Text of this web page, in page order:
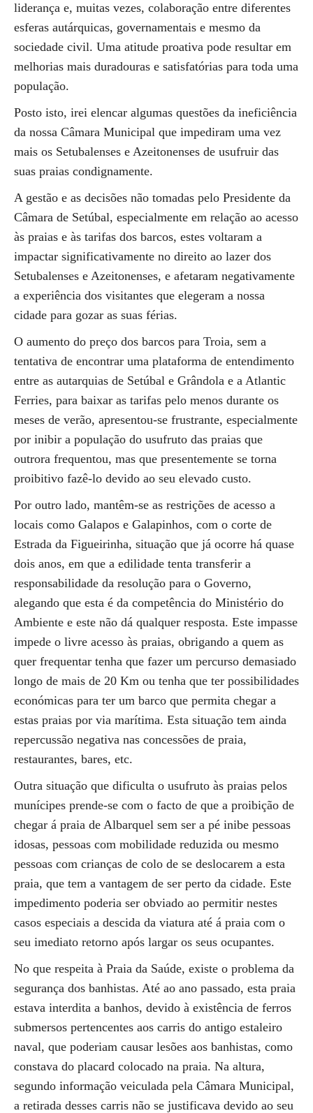
liderança e, muitas vezes, colaboração entre diferentes
esferas autárquicas, governamentais e mesmo da
sociedade civil. Uma atitude proativa pode resultar em
melhorias mais duradouras e satisfatórias para toda uma
população.
Posto isto, irei elencar algumas questões da ineficiência
da nossa Câmara Municipal que impediram uma vez
mais os Setubalenses e Azeitonenses de usufruir das
suas praias condignamente.
A gestão e as decisões não tomadas pelo Presidente da
Câmara de Setúbal, especialmente em relação ao acesso
às praias e às tarifas dos barcos, estes voltaram a
impactar significativamente no direito ao lazer dos
Setubalenses e Azeitonenses, e afetaram negativamente
a experiência dos visitantes que elegeram a nossa
cidade para gozar as suas férias.
O aumento do preço dos barcos para Troia, sem a
tentativa de encontrar uma plataforma de entendimento
entre as autarquias de Setúbal e Grândola e a Atlantic
Ferries, para baixar as tarifas pelo menos durante os
meses de verão, apresentou-se frustrante, especialmente
por inibir a população do usufruto das praias que
outrora frequentou, mas que presentemente se torna
proibitivo fazê-lo devido ao seu elevado custo.
Por outro lado, mantêm-se as restrições de acesso a
locais como Galapos e Galapinhos, com o corte de
Estrada da Figueirinha, situação que já ocorre há quase
dois anos, em que a edilidade tenta transferir a
responsabilidade da resolução para o Governo,
alegando que esta é da competência do Ministério do
Ambiente e este não dá qualquer resposta. Este impasse
impede o livre acesso às praias, obrigando a quem as
quer frequentar tenha que fazer um percurso demasiado
longo de mais de 20 Km ou tenha que ter possibilidades
económicas para ter um barco que permita chegar a
estas praias por via marítima. Esta situação tem ainda
repercussão negativa nas concessões de praia,
restaurantes, bares, etc.
Outra situação que dificulta o usufruto às praias pelos
munícipes prende-se com o facto de que a proibição de
chegar á praia de Albarquel sem ser a pé inibe pessoas
idosas, pessoas com mobilidade reduzida ou mesmo
pessoas com crianças de colo de se deslocarem a esta
praia, que tem a vantagem de ser perto da cidade. Este
impedimento poderia ser obviado ao permitir nestes
casos especiais a descida da viatura até á praia com o
seu imediato retorno após largar os seus ocupantes.
No que respeita à Praia da Saúde, existe o problema da
segurança dos banhistas. Até ao ano passado, esta praia
estava interdita a banhos, devido à existência de ferros
submersos pertencentes aos carris do antigo estaleiro
naval, que poderiam causar lesões aos banhistas, como
constava do placard colocado na praia. Na altura,
segundo informação veiculada pela Câmara Municipal,
a retirada desses carris não se justificava devido ao seu